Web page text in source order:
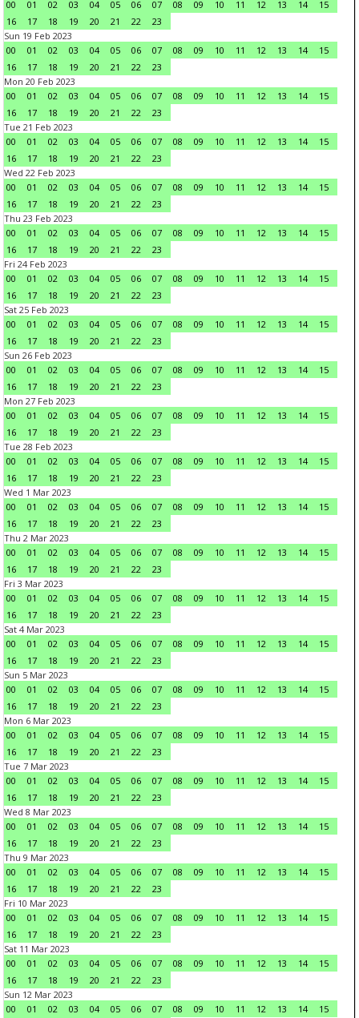
00
01 02 03 04 05 06 07 08 09 10 11 12 13 14
15
16
17 18 19 20 21 22
23
Sun 19 Feb 2023
00
01 02 03 04 05 06 07 08 09 10 11 12 13 14
15
16
17 18 19 20 21 22
23
Mon 20 Feb 2023
00
01 02 03 04 05 06 07 08 09 10 11 12 13 14
15
16
17 18 19 20 21 22
23
Tue 21 Feb 2023
00
01 02 03 04 05 06 07 08 09 10 11 12 13 14
15
16
17 18 19 20 21 22
23
Wed 22 Feb 2023
00
01 02 03 04 05 06 07 08 09 10 11 12 13 14
15
16
17 18 19 20 21 22
23
Thu 23 Feb 2023
00
01 02 03 04 05 06 07 08 09 10 11 12 13 14
15
16
17 18 19 20 21 22
23
Fri 24 Feb 2023
00
01 02 03 04 05 06 07 08 09 10 11 12 13 14
15
16
17 18 19 20 21 22
23
Sat 25 Feb 2023
00
01 02 03 04 05 06 07 08 09 10 11 12 13 14
15
16
17 18 19 20 21 22
23
Sun 26 Feb 2023
00
01 02 03 04 05 06 07 08 09 10 11 12 13 14
15
16
17 18 19 20 21 22
23
Mon 27 Feb 2023
00
01 02 03 04 05 06 07 08 09 10 11 12 13 14
15
16
17 18 19 20 21 22
23
Tue 28 Feb 2023
00
01 02 03 04 05 06 07 08 09 10 11 12 13 14
15
16
17 18 19 20 21 22
23
Wed 1 Mar 2023
00
01 02 03 04 05 06 07 08 09 10 11 12 13 14
15
16
17 18 19 20 21 22
23
Thu 2 Mar 2023
00
01 02 03 04 05 06 07 08 09 10 11 12 13 14
15
16
17 18 19 20 21 22
23
Fri 3 Mar 2023
00
01 02 03 04 05 06 07 08 09 10 11 12 13 14
15
16
17 18 19 20 21 22
23
Sat 4 Mar 2023
00
01 02 03 04 05 06 07 08 09 10 11 12 13 14
15
16
17 18 19 20 21 22
23
Sun 5 Mar 2023
00
01 02 03 04 05 06 07 08 09 10 11 12 13 14
15
16
17 18 19 20 21 22
23
Mon 6 Mar 2023
00
01 02 03 04 05 06 07 08 09 10 11 12 13 14
15
16
17 18 19 20 21 22
23
Tue 7 Mar 2023
00
01 02 03 04 05 06 07 08 09 10 11 12 13 14
15
16
17 18 19 20 21 22
23
Wed 8 Mar 2023
00
01 02 03 04 05 06 07 08 09 10 11 12 13 14
15
16
17 18 19 20 21 22
23
Thu 9 Mar 2023
00
01 02 03 04 05 06 07 08 09 10 11 12 13 14
15
16
17 18 19 20 21 22
23
Fri 10 Mar 2023
00
01 02 03 04 05 06 07 08 09 10 11 12 13 14
15
16
17 18 19 20 21 22
23
Sat 11 Mar 2023
00
01 02 03 04 05 06 07 08 09 10 11 12 13 14
15
16
17 18 19 20 21 22
23
Sun 12 Mar 2023
00
01 02 03 04 05 06 07 08 09 10 11 12 13 14 15